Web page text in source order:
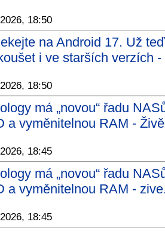
18:50
na Android 17. Už
i ve starších verzích
18:50
má „novou“ řadu
a vyměnitelnou RAM -
18:45
má „novou“ řadu
a vyměnitelnou RAM -
18:45